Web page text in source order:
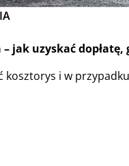
jak uzyskać
kosztorys i w